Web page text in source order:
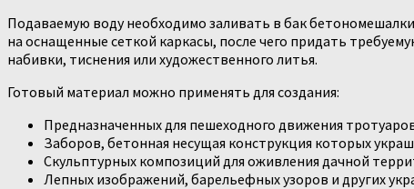
Подаваемую воду необходимо заливать в бак
на оснащенные сеткой каркасы, после чего придать
набивки, тиснения или художественного литья.
Готовый материал можно применять для создания:
Предназначенных для пешеходного движения
Заборов, бетонная несущая конструкция которых
Скульптурных композиций для оживления дачной
Лепных изображений, барельефных узоров и других